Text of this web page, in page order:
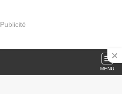
Publicité
MENU